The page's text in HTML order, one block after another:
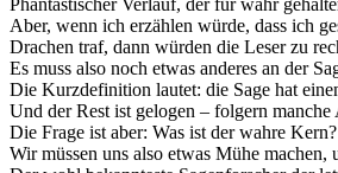
Aber, wenn ich erzählen würde, dass ich
Drachen traf, dann würden die Leser zu
Es muss also noch etwas anderes an der
Die Kurzdefinition lautet: die Sage hat
Und der Rest ist gelogen – folgern manche
Die Frage ist aber: Was ist der wahre Kern?
Wir müssen uns also etwas Mühe machen,